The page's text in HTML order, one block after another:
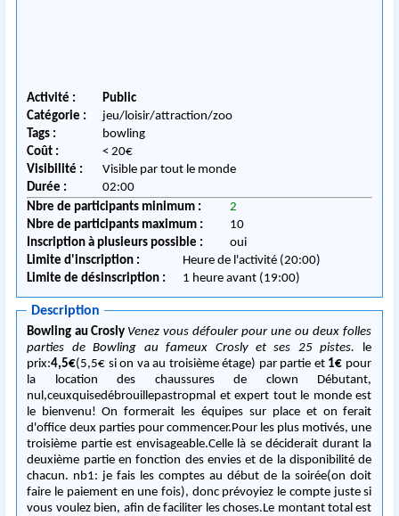
Activité :
Public
Catégorie :
jeu/loisir/attraction/zoo
Tags :
bowling
Coût :
< 20€
Visibilité :
Visible par tout le monde
Durée :
02:00
Nbre de participants minimum :
2
Nbre de participants maximum :
10
Inscription à plusieurs possible :
oui
Limite d'inscription :
Heure de l'activité (20:00)
Limite de désinscription :
1 heure avant (19:00)
Description
Bowling au Crosly Venez vous défouler pour une ou deux folles
parties de Bowling au fameux Crosly et ses 25 pistes.
prix:4,5€(5,5€ si on va au troisième étage) par partie et 1€ pour
la location des chaussures de clown Débutant,
nul,ceuxquisedébrouillepastropmal et expert tout le monde est
le bienvenu! On formerait les équipes sur place et on ferait
d'office deux parties pour commencer.Pour les plus motivés, une
troisième partie est envisageable.Celle là se déciderait durant la
deuxième partie en fonction des envies et de la disponibilité de
chacun. nb1: je fais les comptes au début de la soirée(on doit
faire le paiement en une fois), donc prévoyiez le compte juste si
vous voulez bien, afin de faciliter les choses.Le montant total est